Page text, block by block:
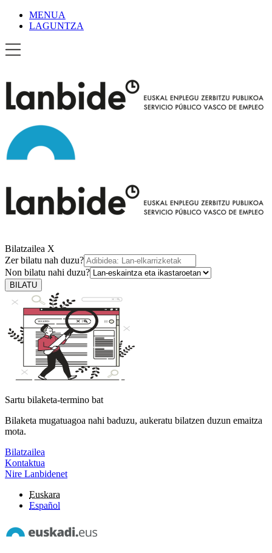
MENUA
LAGUNTZA
Bilatzailea X
Zer bilatu nah duzu?
Non bilatu nahi duzu?
BILATU
Sartu bilaketa-termino bat
Bilaketa mugatuagoa nahi baduzu, aukeratu bilatzen duzun emaitza
mota.
Bilatzailea
Kontaktua
Nire Lanbidenet
Euskara
Español